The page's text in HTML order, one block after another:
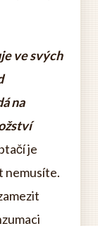
ve svých
na
je
nemusíte.